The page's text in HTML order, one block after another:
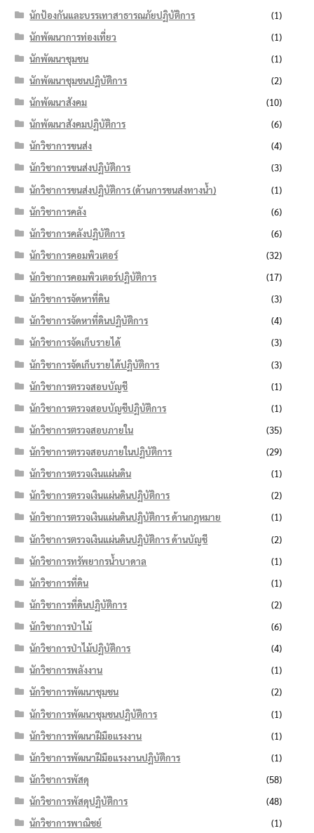
นักป้องกันและบรรเทาสาธารณภัยปฏิบัติการ
(1)
นักพัฒนาการท่องเที่ยว
(1)
นักพัฒนาชุมชน
(1)
นักพัฒนาชุมชนปฏิบัติการ
(2)
นักพัฒนาสังคม
(10)
นักพัฒนาสังคมปฏิบัติการ
(6)
นักวิชาการขนส่ง
(4)
นักวิชาการขนส่งปฏิบัติการ
(3)
นักวิชาการขนส่งปฏิบัติการ (ด้านการขนส่งทางน้ำ)
(1)
นักวิชาการคลัง
(6)
นักวิชาการคลังปฏิบัติการ
(6)
นักวิชาการคอมพิวเตอร์
(32)
นักวิชาการคอมพิวเตอร์ปฏิบัติการ
(17)
นักวิชาการจัดหาที่ดิน
(3)
นักวิชาการจัดหาที่ดินปฏิบัติการ
(4)
นักวิชาการจัดเก็บรายได้
(3)
นักวิชาการจัดเก็บรายได้ปฏิบัติการ
(3)
นักวิชาการตรวจสอบบัญชี
(1)
นักวิชาการตรวจสอบบัญชีปฏิบัติการ
(1)
นักวิชาการตรวจสอบภายใน
(35)
นักวิชาการตรวจสอบภายในปฏิบัติการ
(29)
นักวิชาการตรวจเงินแผ่นดิน
(1)
นักวิชาการตรวจเงินแผ่นดินปฏิบัติการ
(2)
นักวิชาการตรวจเงินแผ่นดินปฏิบัติการ ด้านกฎหมาย
(1)
นักวิชาการตรวจเงินแผ่นดินปฏิบัติการ ด้านบัญชี
(2)
นักวิชาการทรัพยากรน้ำบาดาล
(1)
นักวิชาการที่ดิน
(1)
นักวิชาการที่ดินปฏิบัติการ
(2)
นักวิชาการป่าไม้
(6)
นักวิชาการป่าไม้ปฏิบัติการ
(4)
นักวิชาการพลังงาน
(1)
นักวิชาการพัฒนาชุมชน
(2)
นักวิชาการพัฒนาชุมชนปฏิบัติการ
(1)
นักวิชาการพัฒนาฝีมือแรงงาน
(1)
นักวิชาการพัฒนาฝีมือแรงงานปฏิบัติการ
(1)
นักวิชาการพัสดุ
(58)
นักวิชาการพัสดุปฏิบัติการ
(48)
นักวิชาการพาณิชย์
(1)